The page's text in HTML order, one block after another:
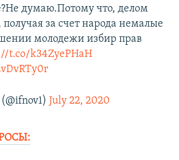
думаю.Потому что, делом
за счет народа немалые
молодежи избир прав
t.co/k34ZyePHaH
July 22, 2020